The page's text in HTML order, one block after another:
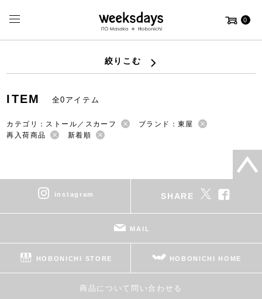
0
絞りこむ
ITEM 全0アイテム
カテゴリ：ストール／スカーフ
ブランド：東屋
再入荷商品
新着順
instagram SHARE
MAIL
HOBONICHI STORE HOBONICHI HOME
商品について問い合わせる